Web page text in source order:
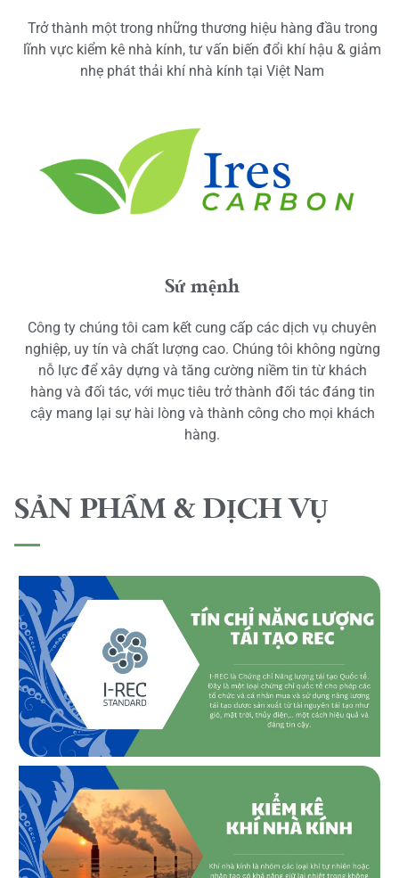
Trở thành một trong những thương hiệu hàng đầu trong
lĩnh vực kiểm kê nhà kính, tư vấn biến đổi khí hậu & giảm
nhẹ phát thải khí nhà kính tại Việt Nam
Sứ mệnh
Công ty chúng tôi cam kết cung cấp các dịch vụ chuyên
nghiệp, uy tín và chất lượng cao. Chúng tôi không ngừng
nỗ lực để xây dựng và tăng cường niềm tin từ khách
hàng và đối tác, với mục tiêu trở thành đối tác đáng tin
cậy mang lại sự hài lòng và thành công cho mọi khách
hàng.
SẢN PHẨM & DỊCH VỤ